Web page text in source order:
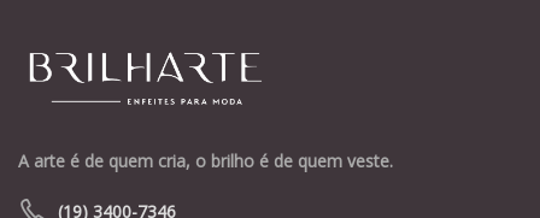
A arte é de quem cria, o brilho é de quem veste.
(19) 3400-7346